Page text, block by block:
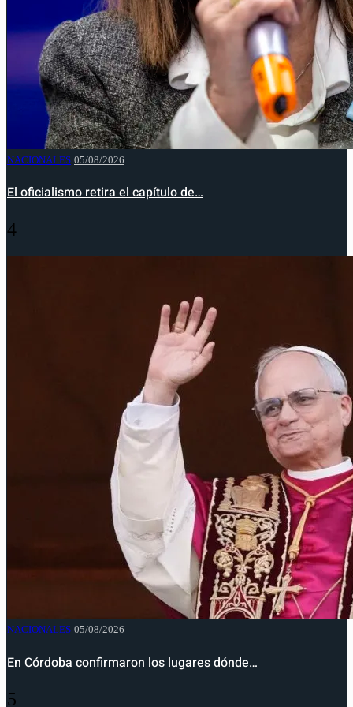
NACIONALES 05/08/2026
El oficialismo retira el capítulo de…
4
NACIONALES 05/08/2026
En Córdoba confirmaron los lugares dónde…
5